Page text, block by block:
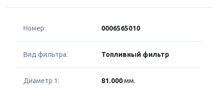
Номер: 0006565010
Вид фильтра: Топливный фильтр
Диаметр 1: 81.000мм.